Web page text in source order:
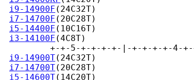
i9-14900F (24C32T)
i7-14700F (20C28T)
i5-14400F (10C16T)
i3-14100F (4C8T)
+-+-5-+-+-+-+-|-+-+-+-+-4-
i9-14900T(24C32T)
i7-14700T(20C28T)
i5-14600T(14C20T)